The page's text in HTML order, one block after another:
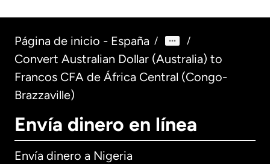
Página de inicio - España / /
Convert Australian Dollar (Australia) to
Francos CFA de África Central (Congo-
Brazzaville)
Envía dinero en línea
Envía dinero a Nigeria